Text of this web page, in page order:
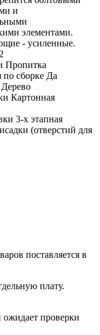
и
элементами.
- усиленные.
Пропитка
сборке Да
Картонная
3-х этапная
(отверстий для
поставляется в
плату.
проверки